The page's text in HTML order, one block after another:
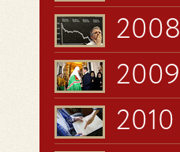
2008
2009
2010